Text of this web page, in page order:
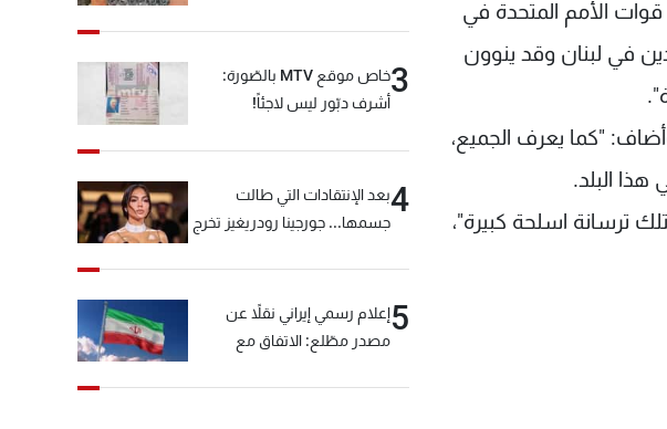
الأمم المتحدة في
في لبنان وقد ينوون
"كما يعرف الجميع،
هذا البلد.
ترسانة اسلحة كبيرة"،
3
خاص موقع MTV بالصّورة:
أشرف دبّور ليس لاجئاً!
4بعد الإنتقادات التي طالت
جسمها... جورجينا رودريغيز تخرج
5إعلام رسمي إيراني نقلاً عن
مصدر مطّلع: الاتفاق مع